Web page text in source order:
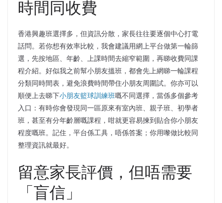
時間同收費
香港興趣班選擇多，但資訊分散，家長往往要逐個中心打電
話問。若你想有效率比較，我會建議用網上平台做第一輪篩
選，先按地區、年齡、上課時間去縮窄範圍，再睇收費同課
程介紹。好似我之前幫小朋友搵班，都會先上網睇一輪課程
分類同時間表，避免浪費時間帶住小朋友周圍試。你亦可以
順便上去睇下小朋友籃球訓練班嘅不同選擇，當係多個參考
入口：有時你會發現同一區原來有室內班、親子班、初學者
班，甚至有分年齡層嘅課程，咁就更容易揀到貼合你小朋友
程度嘅班。記住，平台係工具，唔係答案；你用嚟做比較同
整理資訊就最好。
留意家長評價，但唔需要
「盲信」